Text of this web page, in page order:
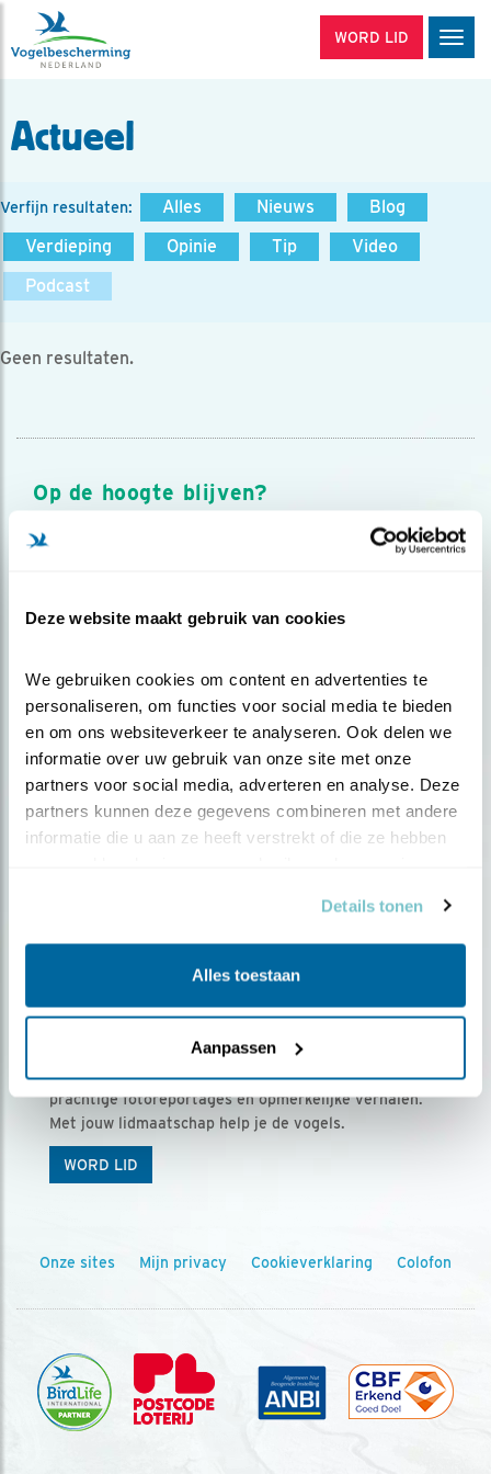
Deze website maakt gebruik van cookies
We gebruiken cookies om content en advertenties te
personaliseren, om functies voor social media te bieden
en om ons websiteverkeer te analyseren. Ook delen we
informatie over uw gebruik van onze site met onze
partners voor social media, adverteren en analyse. Deze
partners kunnen deze gegevens combineren met andere
informatie die u aan ze heeft verstrekt of die ze hebben
Details tonen
Alles toestaan
Aanpassen
WORD LID
Actueel
Verfijn resultaten: Alles Nieuws
Blog
Verdieping
Opinie Tip
Video
Podcast
Geen resultaten.
Op de hoogte blijven?
Meld je aan en ontvang nieuws, inspiratie, acties en tips
over vogels en activiteiten van Vogelbescherming.
Ontvang 5 x Vogels voor € 36,00 per jaar
Vogels is het tijdschrift voor onze leden, met
prachtige fotoreportages en opmerkelijke verhalen.
Met jouw lidmaatschap help je de vogels.
WORD LID
Onze sites Mijn privacy Cookieverklaring Colofon